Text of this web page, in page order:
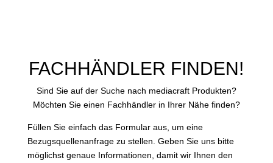
FACHHÄNDLER FINDEN!
Sind Sie auf der Suche nach mediacraft Produkten?
Möchten Sie einen Fachhändler in Ihrer Nähe finden?
Füllen Sie einfach das Formular aus, um eine
Bezugsquellenanfrage zu stellen. Geben Sie uns bitte
möglichst genaue Informationen, damit wir Ihnen den